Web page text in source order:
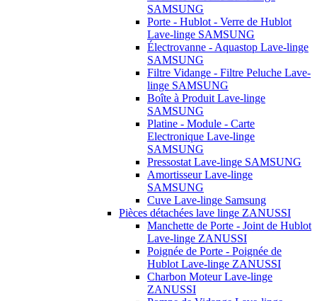
SAMSUNG
Porte - Hublot - Verre de Hublot
Lave-linge SAMSUNG
Électrovanne - Aquastop Lave-linge
SAMSUNG
Filtre Vidange - Filtre Peluche Lave-
linge SAMSUNG
Boîte à Produit Lave-linge
SAMSUNG
Platine - Module - Carte
Electronique Lave-linge
SAMSUNG
Pressostat Lave-linge SAMSUNG
Amortisseur Lave-linge
SAMSUNG
Cuve Lave-linge Samsung
Pièces détachées lave linge ZANUSSI
Manchette de Porte - Joint de Hublot
Lave-linge ZANUSSI
Poignée de Porte - Poignée de
Hublot Lave-linge ZANUSSI
Charbon Moteur Lave-linge
ZANUSSI